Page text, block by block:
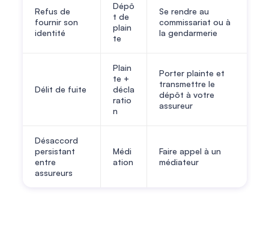
Refus de
fournir son
identité
Dépô
t de
plain
te
Se rendre au
commissariat ou à
la gendarmerie
Délit de fuite
Plain
te +
décla
ratio
n
Porter plainte et
transmettre le
dépôt à votre
assureur
Désaccord
persistant
entre
assureurs
Médi
ation
Faire appel à un
médiateur